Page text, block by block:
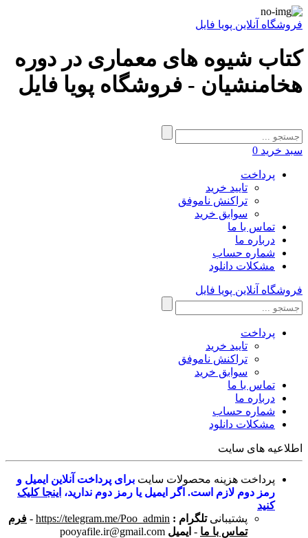
فروشگاه آنلاین پویا فایل
کتاب شیوه های معماری در دوره
هخامنشیان - فروشگاه پویا فایل
سبد خرید 0
پرداخت
تایید خرید
تراکنش ناموفق
سوابق خرید
تماس با ما
درباره ما
شماره حساب
مشکلات دانلود
فروشگاه آنلاین پویا فایل
پرداخت
تایید خرید
تراکنش ناموفق
سوابق خرید
تماس با ما
درباره ما
شماره حساب
مشکلات دانلود
اطلاعیه های سایت
پرداخت هزینه محصولات سایت برای پرداخت آنلاین ایمیل و
رمز دوم لازم است. اگر ایمیل یا رمز دوم ندارید، اینجا کلیک
کنید
پشتیبانی تلگرام : https://telegram.me/Poo_admin
- فرم
تماس با ما - ایمیل pooyafile.ir@gmail.com